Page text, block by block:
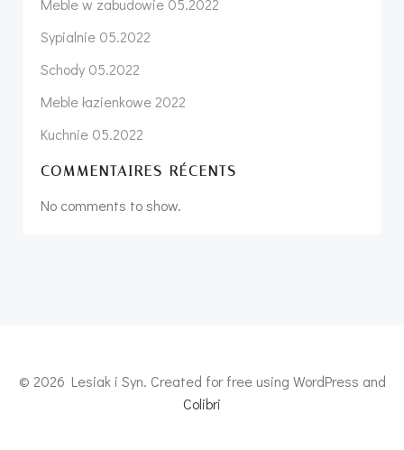
Meble w zabudowie 05.2022
Sypialnie 05.2022
Schody 05.2022
Meble łazienkowe 2022
Kuchnie 05.2022
COMMENTAIRES RÉCENTS
No comments to show.
© 2026 Lesiak i Syn. Created for free using WordPress and
Colibri